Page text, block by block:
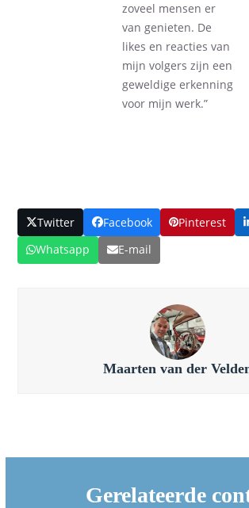
zoveel mensen er
van genieten. De
likes en reacties van
mijn volgers zijn een
geweldige erkenning
voor mijn werk.”
Twitter Facebook Pinterest
Whatsapp
E-mail
Maarten van der
Gerelateerde